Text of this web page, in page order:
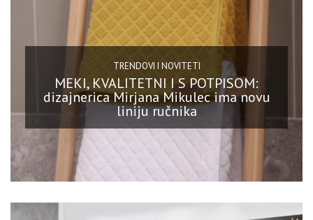
TRENDOVI I NOVITETI
MEKI, KVALITETNI I S POTPISOM:
dizajnerica Mirjana Mikulec ima novu
liniju ručnika